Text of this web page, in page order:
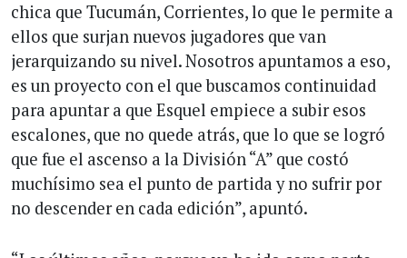
chica que Tucumán, Corrientes, lo que le permite a
ellos que surjan nuevos jugadores que van
jerarquizando su nivel. Nosotros apuntamos a eso,
es un proyecto con el que buscamos continuidad
para apuntar a que Esquel empiece a subir esos
escalones, que no quede atrás, que lo que se logró
que fue el ascenso a la División “A” que costó
muchísimo sea el punto de partida y no sufrir por
no descender en cada edición”, apuntó.